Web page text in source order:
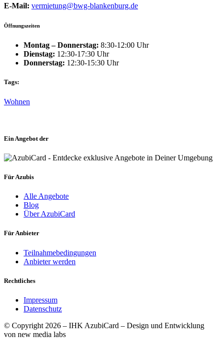
E-Mail: vermietung@bwg-blankenburg.de
Öffnungszeiten
Montag – Donnerstag: 8:30-12:00 Uhr
Dienstag: 12:30-17:30 Uhr
Donnerstag: 12:30-15:30 Uhr
Tags:
Wohnen
Ein Angebot der
Für Azubis
Alle Angebote
Blog
Über AzubiCard
Für Anbieter
Teilnahmebedingungen
Anbieter werden
Rechtliches
Impressum
Datenschutz
© Copyright 2026 – IHK AzubiCard – Design und Entwicklung
von new media labs